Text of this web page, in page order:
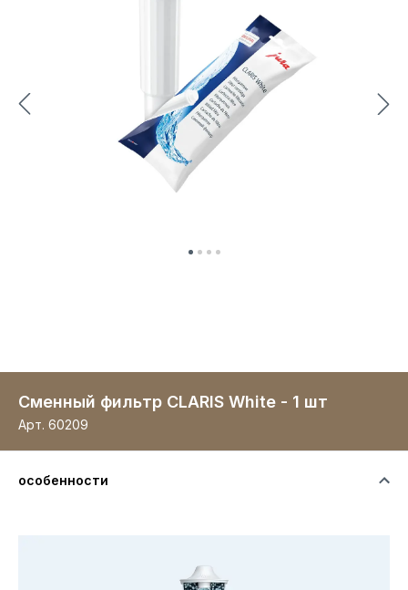
Сменный фильтр CLARIS White - 1 шт
Арт. 60209
особенности